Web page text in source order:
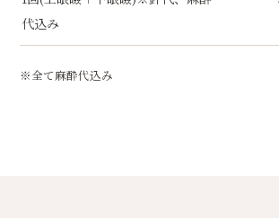
代込み
※全て麻酔代込み